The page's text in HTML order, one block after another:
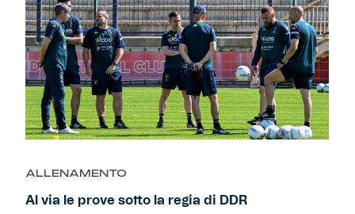
ALLENAMENTO
Al via le prove sotto la regia di DDR